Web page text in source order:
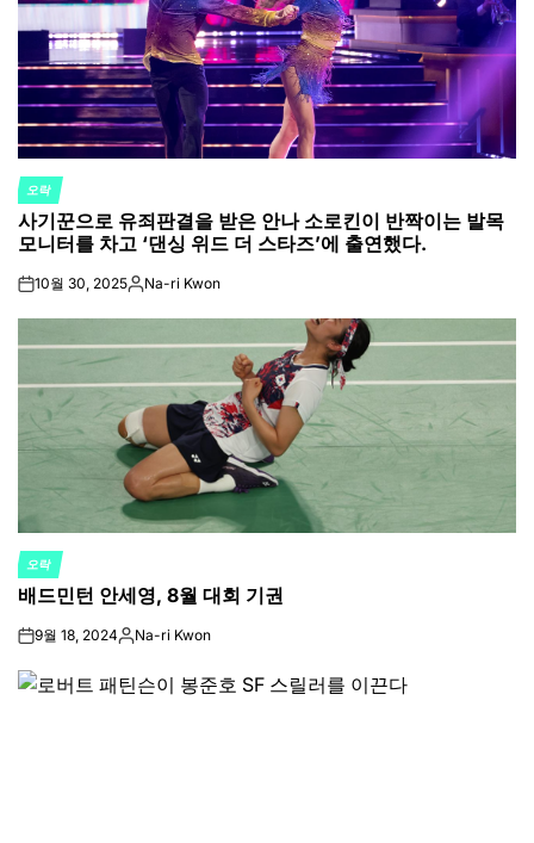
POSTED
IN
오락
사기꾼으로 유죄판결을 받은 안나 소로킨이 반짝이는 발목
모니터를 차고 ‘댄싱 위드 더 스타즈’에 출연했다.
on10월 30, 2025Posted
Na-ri Kwon
POSTED
IN
오락
배드민턴 안세영, 8월 대회 기권
on9월 18, 2024Posted
Na-ri Kwon